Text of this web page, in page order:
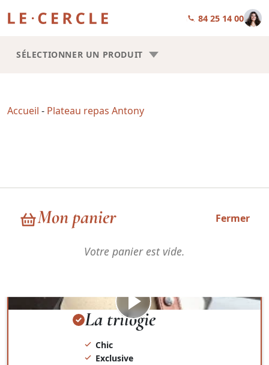
01 84 25 14 00
Mon panier Fermer
Votre panier est vide.
SÉLECTIONNER UN PRODUIT
Accueil - Plateau repas Antony
Plateau repas Antony
Choisissez la forme de vos plateaux repas : Trilogie ou Square.
Visionner
la
La trilogie
Chic
Exclusive